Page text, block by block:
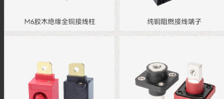
解决方案
技术资料